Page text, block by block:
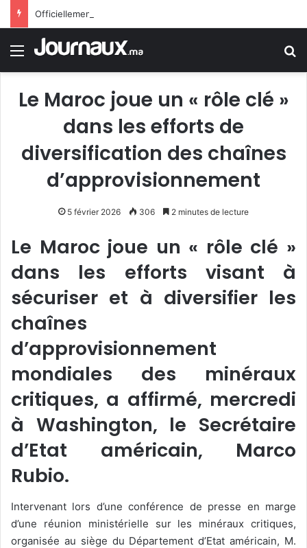
Menu
Le Maroc joue un « rôle clé »
dans les efforts de
diversification des chaînes
d’approvisionnement
5 février 2026 306 2 minutes de lecture
Le Maroc joue un « rôle clé »
dans les efforts visant à
sécuriser et à diversifier les
chaînes
d’approvisionnement
mondiales des minéraux
critiques, a affirmé, mercredi
à Washington, le Secrétaire
d’Etat américain, Marco
Rubio.
Intervenant lors d’une conférence de presse en marge
d’une réunion ministérielle sur les minéraux critiques,
organisée au siège du Département d’Etat américain, M.